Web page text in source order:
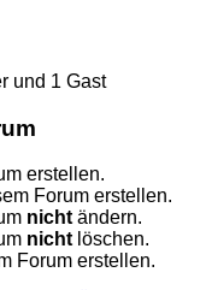
und 1 Gast
erstellen.
Forum erstellen.
nichtändern.
nichtlöschen.
Forum erstellen.